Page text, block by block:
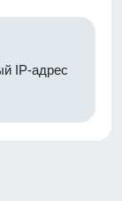
IP-адрес